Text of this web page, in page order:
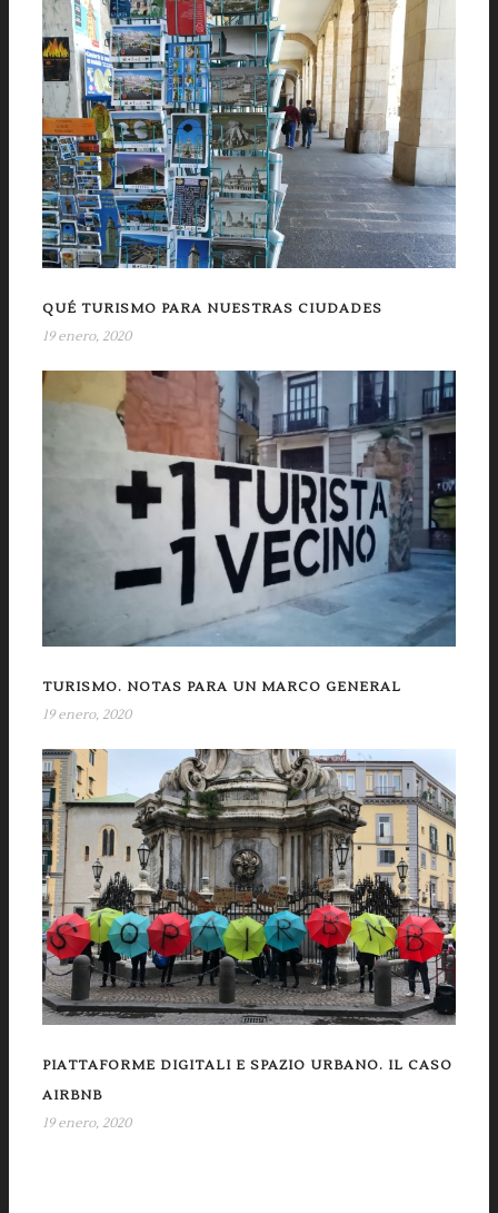
QUÉ TURISMO PARA NUESTRAS CIUDADES
19 enero, 2020
TURISMO. NOTAS PARA UN MARCO GENERAL
19 enero, 2020
PIATTAFORME DIGITALI E SPAZIO URBANO. IL CASO
AIRBNB
19 enero, 2020